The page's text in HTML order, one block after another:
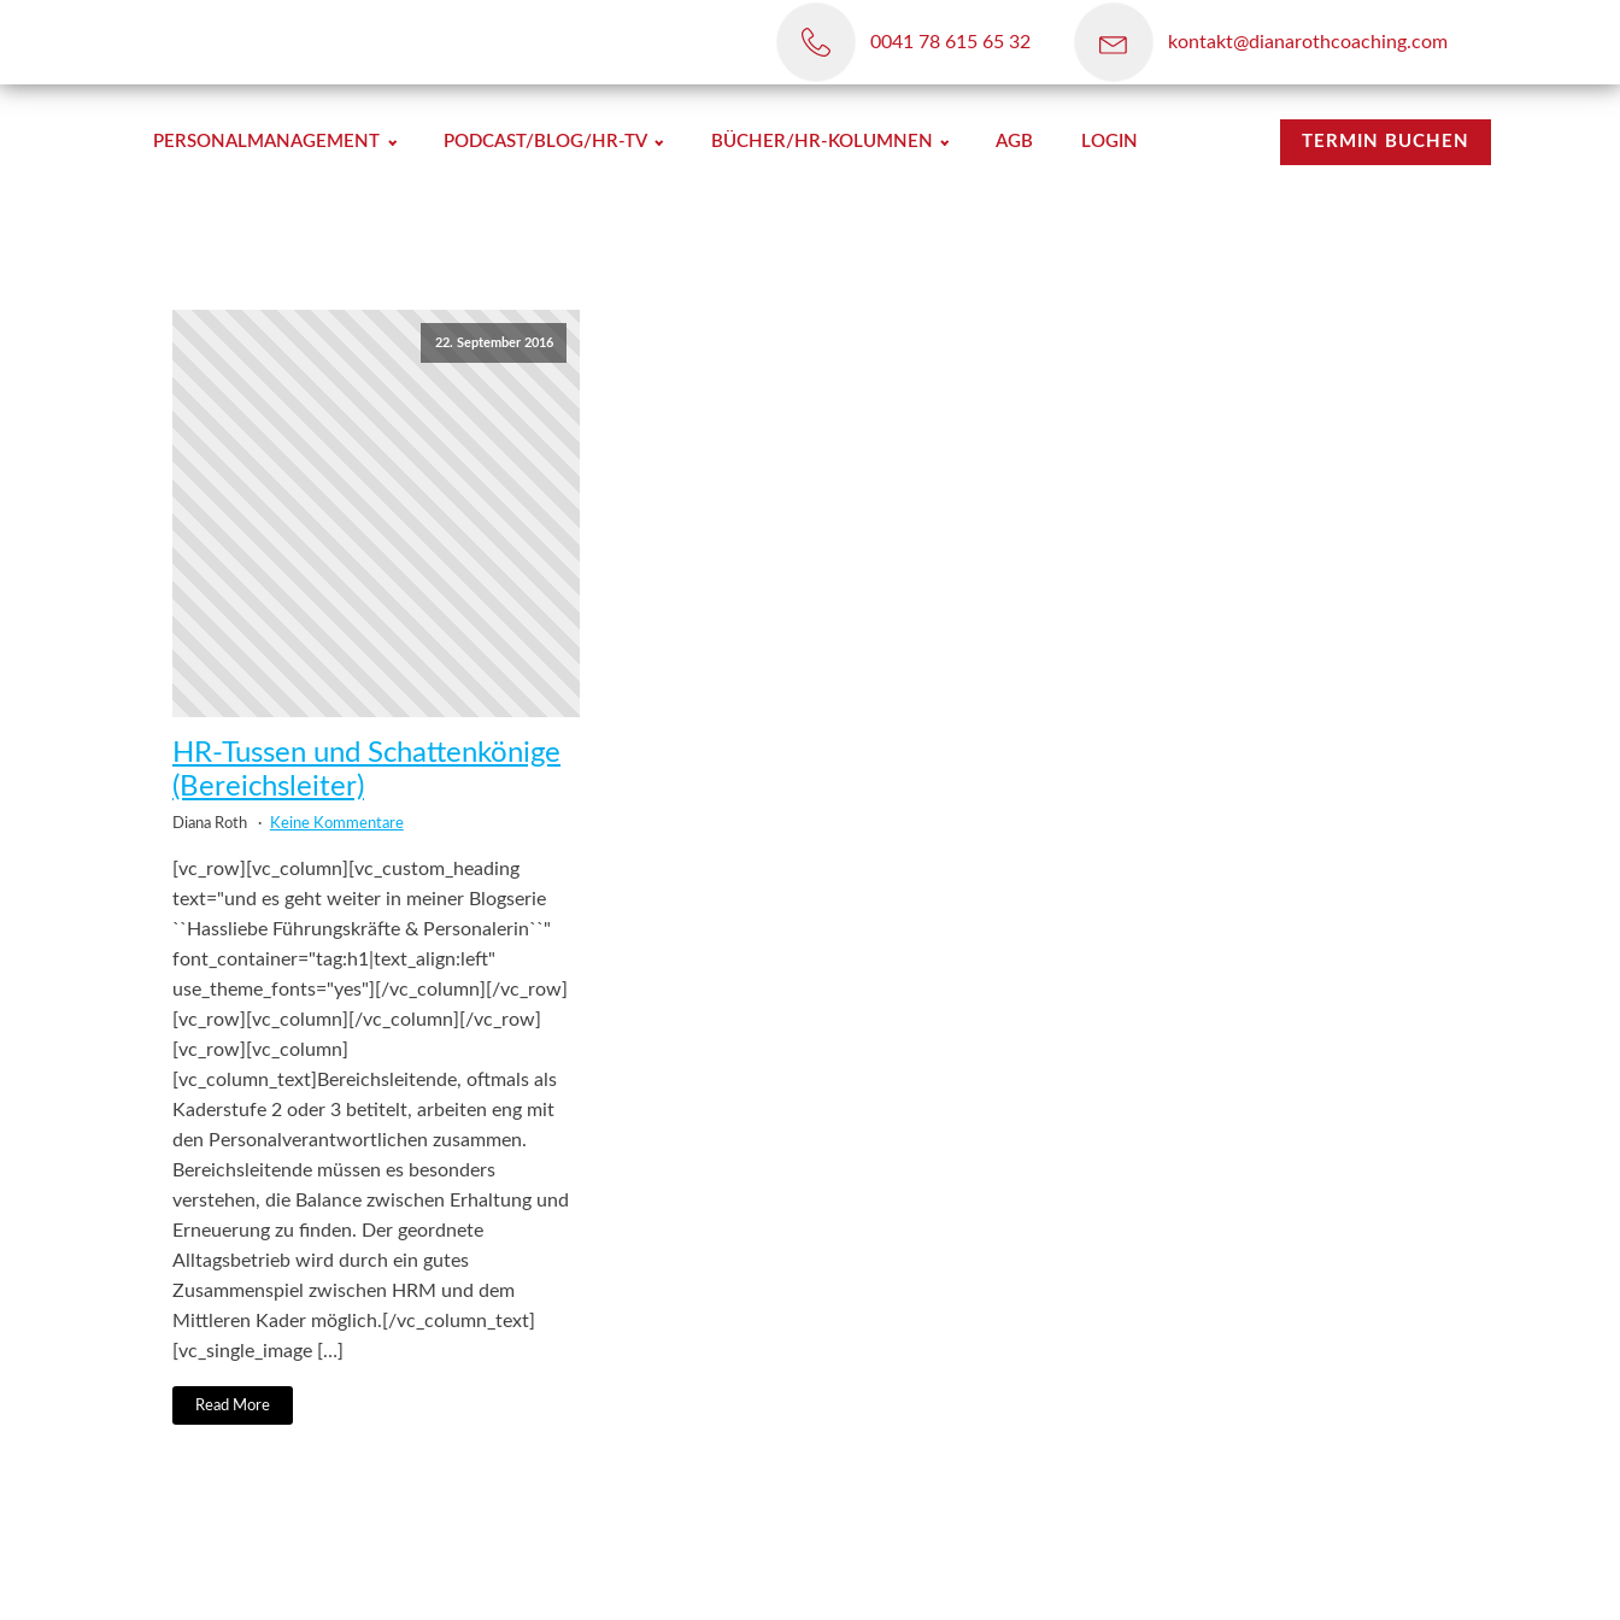
0041 78 615 65 32 kontakt@dianarothcoaching.com
PERSONALMANAGEMENT PODCAST/BLOG/HR-TV BÜCHER/HR-KOLUMNEN AGB LOGIN TERMIN BUCHEN
22. September 2016
HR-Tussen und Schattenkönige
(Bereichsleiter)
Diana Roth Keine Kommentare
[vc_row][vc_column][vc_custom_heading
text="und es geht weiter in meiner Blogserie
``Hassliebe Führungskräfte & Personalerin``"
font_container="tag:h1|text_align:left"
use_theme_fonts="yes"][/vc_column][/vc_row]
[vc_row][vc_column][/vc_column][/vc_row]
[vc_row][vc_column]
[vc_column_text]Bereichsleitende, oftmals als
Kaderstufe 2 oder 3 betitelt, arbeiten eng mit
den Personalverantwortlichen zusammen.
Bereichsleitende müssen es besonders
verstehen, die Balance zwischen Erhaltung und
Erneuerung zu finden. Der geordnete
Alltagsbetrieb wird durch ein gutes
Zusammenspiel zwischen HRM und dem
Mittleren Kader möglich.[/vc_column_text]
[vc_single_image […]
Read More